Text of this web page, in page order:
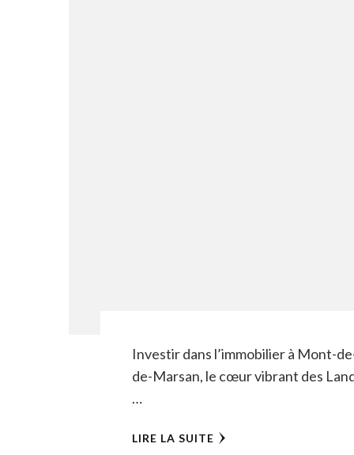
Investir dans l’immobilier à Mont-
de-Marsan, le cœur vibrant des
…
LIRE LA SUITE